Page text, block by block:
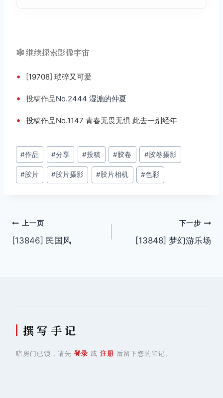
🕸️ 继续探索影像宇宙
• [19708] 琐碎又可爱
• 投稿作品No.2444 湿漉的仲夏
• 投稿作品No.1147 青春无畏无惧 此去一别经年
文
章
标
#作品 #分享 #投稿 #胶卷 #胶卷摄影
#胶片 #胶片摄影 #胶片相机 #色彩
文
章
上一页
[13846] 民国风
下一步
[13848] 梦幻游乐场
撰 写 手 记
暗房门已锁，请先 登录 或 注册 后留下您的印记。